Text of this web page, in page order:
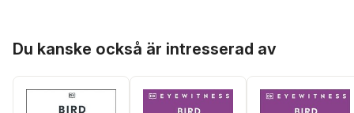
Du kanske också är intresserad av